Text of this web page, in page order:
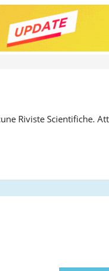
Riviste Scientifiche.